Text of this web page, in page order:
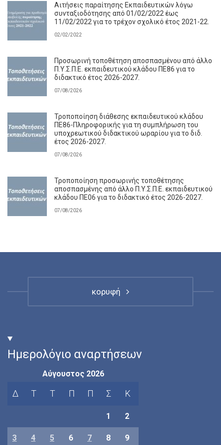
Αιτήσεις παραίτησης Εκπαιδευτικών λόγω
συνταξιοδότησης από 01/02/2022 έως
11/02/2022 για το τρέχον σχολικό έτος 2021-22.
02/02/2022
Προσωρινή τοποθέτηση αποσπασμένου από άλλο
Π.Υ.Σ.Π.Ε. εκπαιδευτικού κλάδου ΠΕ86 για το
διδακτικό έτος 2026-2027.
07/08/2026
Τροποποίηση διάθεσης εκπαιδευτικού κλάδου
ΠΕ86-Πληροφορικής για τη συμπλήρωση του
υποχρεωτικού διδακτικού ωραρίου για το διδ.
έτος 2026-2027.
07/08/2026
Τροποποίηση προσωρινής τοποθέτησης
αποσπασμένης από άλλο Π.Υ.Σ.Π.Ε. εκπαιδευτικού
κλάδου ΠΕ06 για το διδακτικό έτος 2026-2027.
07/08/2026
κορυφή
Ημερολόγιο αναρτήσεων
Αύγουστος 2026
Δ Τ Τ Π Π Σ Κ
1 2
3 4 5 6 7 8 9